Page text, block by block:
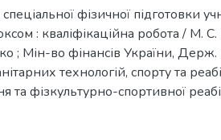
фізичної підготовки
: кваліфікаційна робота / М. С.
; Мін-во фінансів України,
технологій, спорту та
та фізкультурно-спортивної